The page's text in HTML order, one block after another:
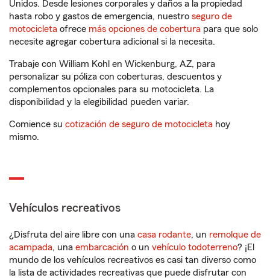
Unidos. Desde lesiones corporales y daños a la propiedad
hasta robo y gastos de emergencia, nuestro seguro de
motocicleta ofrece más opciones de cobertura para que solo
necesite agregar cobertura adicional si la necesita.
Trabaje con William Kohl en Wickenburg, AZ, para
personalizar su póliza con coberturas, descuentos y
complementos opcionales para su motocicleta. La
disponibilidad y la elegibilidad pueden variar.
Comience su cotización de seguro de motocicleta hoy
mismo.
Vehículos recreativos
¿Disfruta del aire libre con una casa rodante, un remolque de
acampada, una embarcación o un vehículo todoterreno? ¡El
mundo de los vehículos recreativos es casi tan diverso como
la lista de actividades recreativas que puede disfrutar con